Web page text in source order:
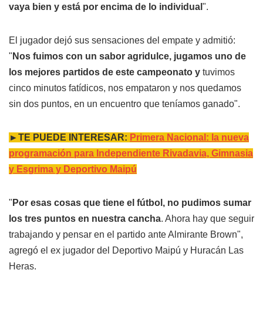
vaya bien y está por encima de lo individual ".
El jugador dejó sus sensaciones del empate y admitió:
" Nos fuimos con un sabor agridulce, jugamos uno de
los mejores partidos de este campeonato y tuvimos
cinco minutos fatídicos, nos empataron y nos quedamos
sin dos puntos, en un encuentro que teníamos ganado".
►TE PUEDE INTERESAR: Primera Nacional: la nueva
programación para Independiente Rivadavia, Gimnasia
y Esgrima y Deportivo Maipú
" Por esas cosas que tiene el fútbol, no pudimos sumar
los tres puntos en nuestra cancha. Ahora hay que seguir
trabajando y pensar en el partido ante Almirante Brown",
agregó el ex jugador del Deportivo Maipú y Huracán Las
Heras.